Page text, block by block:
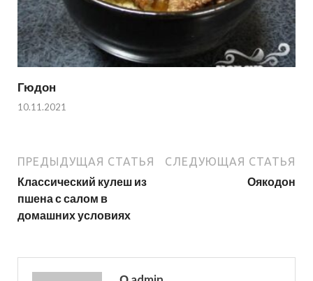
Гюдон
10.11.2021
ПРЕДЫДУЩАЯ СТАТЬЯ
Классический кулеш из
пшена с салом в
домашних условиях
СЛЕДУЮЩАЯ СТАТЬЯ
Оякодон